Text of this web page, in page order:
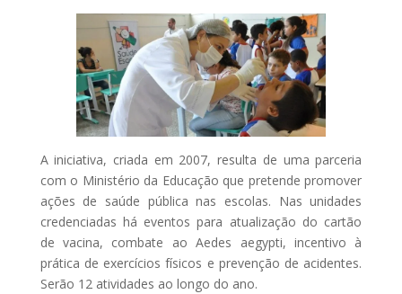
A iniciativa, criada em 2007, resulta de uma parceria
com o Ministério da Educação que pretende promover
ações de saúde pública nas escolas. Nas unidades
credenciadas há eventos para atualização do cartão
de vacina, combate ao Aedes aegypti, incentivo à
prática de exercícios físicos e prevenção de acidentes.
Serão 12 atividades ao longo do ano.